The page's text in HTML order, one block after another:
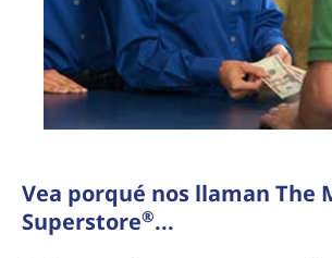
Vea porqué nos llaman The
Superstore®...